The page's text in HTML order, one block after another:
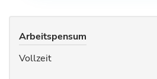
Arbeitspensum
Vollzeit